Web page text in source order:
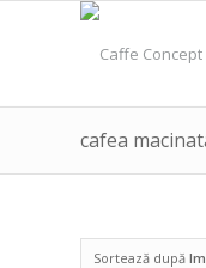
cafea
Sortează după